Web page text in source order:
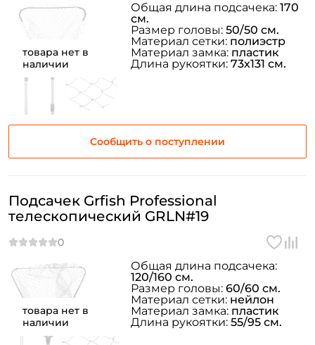
товара нет в
наличии
Сообщить о поступлении
Общая длина подсачека: 170
см.
Размер головы: 50/50 см.
Материал сетки: полиэстр
Материал замка: пластик
Длина рукоятки: 73х131 см.
товара нет в
наличии
Подсачек Grfish Professional
телескопический GRLN#19
Общая длина подсачека:
120/160 см.
Размер головы: 60/60 см.
Материал сетки: нейлон
Материал замка: пластик
Длина рукоятки: 55/95 см.